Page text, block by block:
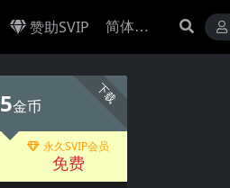
赞助SVIP
下载
5金币
永久SVIP会员
免费